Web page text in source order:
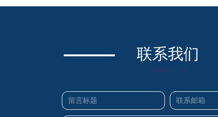
联系我们
CONTACT US